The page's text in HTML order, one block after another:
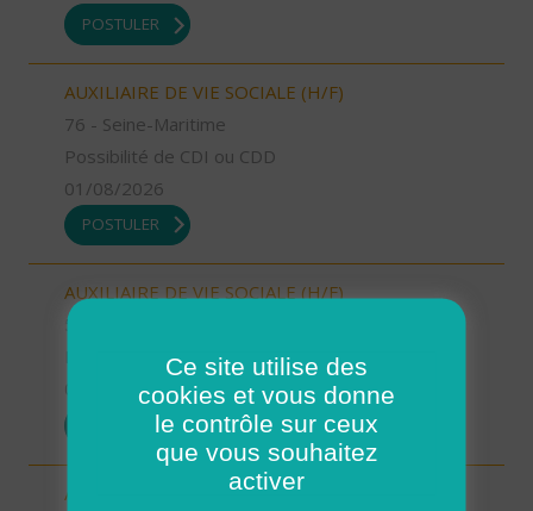
POSTULER
AUXILIAIRE DE VIE SOCIALE (H/F)
76 - Seine-Maritime
Possibilité de CDI ou CDD
01/08/2026
POSTULER
AUXILIAIRE DE VIE SOCIALE (H/F)
52 - Haute-Marne
Possibilité de CDI ou CDD
01/08/2026
AUXILIAIRE DE VIE SOCIALE (H/F)
Ce site utilise des
cookies et vous donne
le contrôle sur ceux
que vous souhaitez
activer